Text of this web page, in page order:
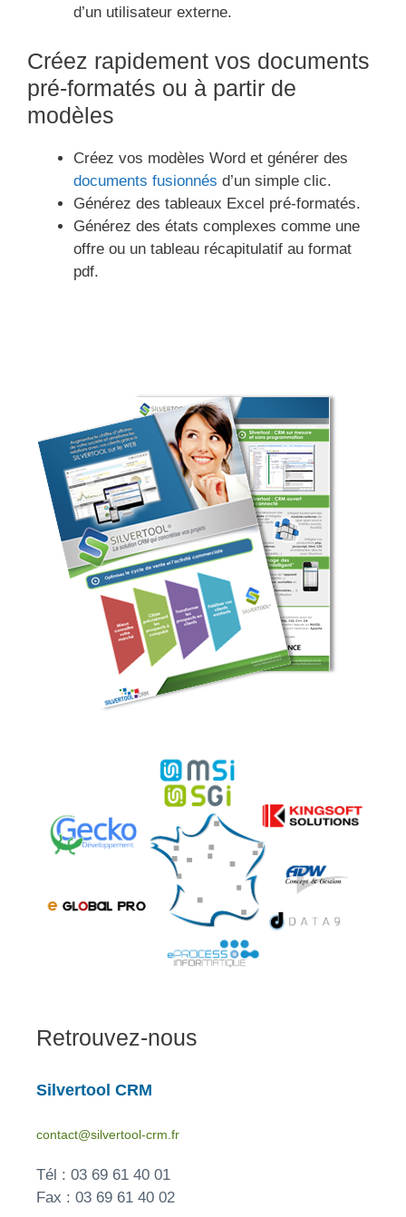
d’un utilisateur externe.
Créez rapidement vos documents
pré-formatés ou à partir de
modèles
Créez vos modèles Word et générer des
documents fusionnés d’un simple clic.
Générez des tableaux Excel pré-formatés.
Générez des états complexes comme une
offre ou un tableau récapitulatif au format
pdf.
Retrouvez-nous
Silvertool CRM
contact@silvertool-crm.fr
Tél : 03 69 61 40 01
Fax : 03 69 61 40 02